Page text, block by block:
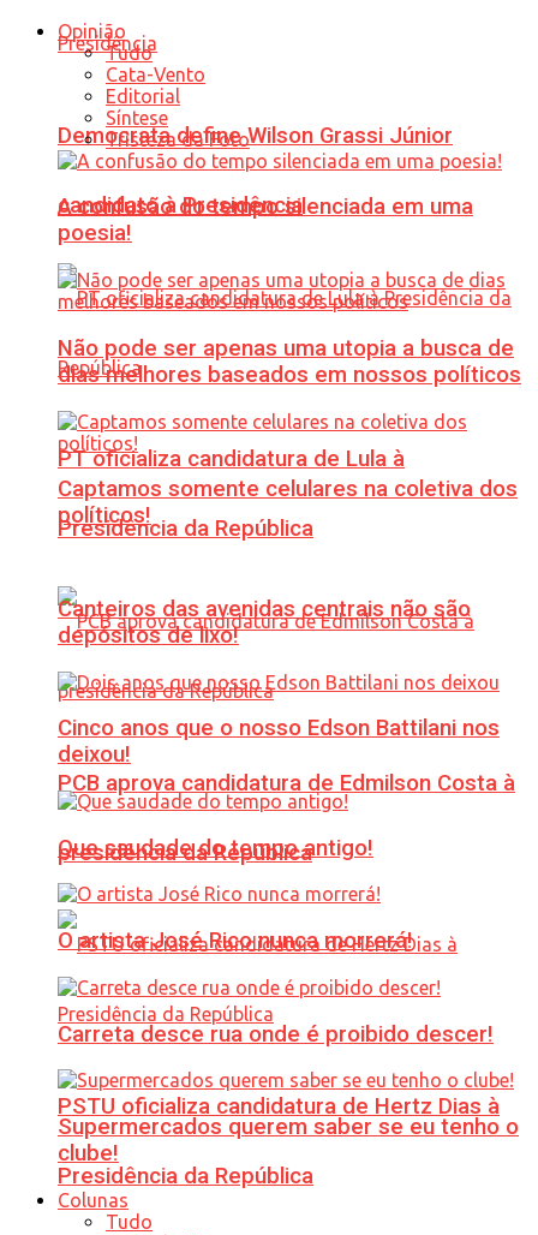
Democrata define Wilson Grassi Júnior
candidato à Presidência
PT oficializa candidatura de Lula à
Presidência da República
PCB aprova candidatura de Edmilson Costa à
presidência da República
PSTU oficializa candidatura de Hertz Dias à
Presidência da República
Opinião
Tudo
Cata-Vento
Editorial
Síntese
Tristeza da Foto
A confusão do tempo silenciada em uma
poesia!
Não pode ser apenas uma utopia a busca de
dias melhores baseados em nossos políticos
Captamos somente celulares na coletiva dos
políticos!
Canteiros das avenidas centrais não são
depósitos de lixo!
Cinco anos que o nosso Edson Battilani nos
deixou!
Que saudade do tempo antigo!
O artista José Rico nunca morrerá!
Carreta desce rua onde é proibido descer!
Supermercados querem saber se eu tenho o
clube!
Colunas
Tudo